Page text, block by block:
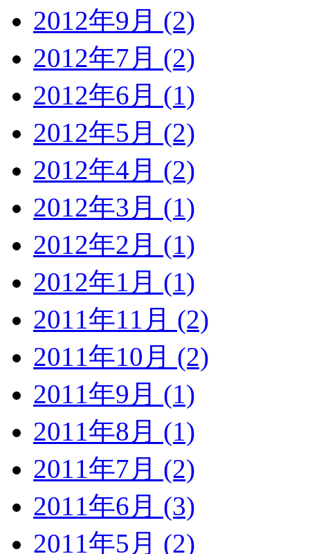
2012年9月 (2)
2012年7月 (2)
2012年6月 (1)
2012年5月 (2)
2012年4月 (2)
2012年3月 (1)
2012年2月 (1)
2012年1月 (1)
2011年11月 (2)
2011年10月 (2)
2011年9月 (1)
2011年8月 (1)
2011年7月 (2)
2011年6月 (3)
2011年5月 (2)